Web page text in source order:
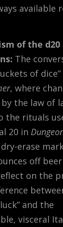
available
of the d20
The
of dice”
, where
the law of
the rituals
20 in
erase
off
on the
and the
visceral